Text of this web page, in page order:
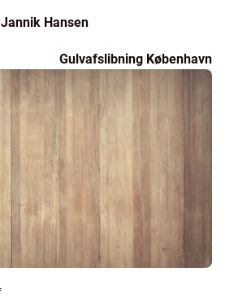
Jannik Hansen
Gulvafslibning København